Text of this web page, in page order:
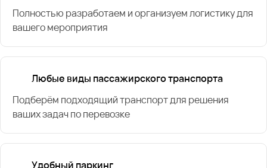
Полностью разработаем и организуем логистику для
вашего мероприятия
Любые виды пассажирского транспорта
Подберём подходящий транспорт для решения
ваших задач по перевозке
Удобный паркинг